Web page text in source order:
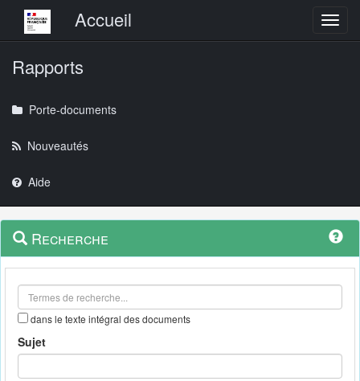
Menu principalAccueil
Rapports
Porte-documents
Nouveautés
Aide
Navigation
outils
Menu
contextuel
Recherche
dans le texte intégral des documents
Sujet